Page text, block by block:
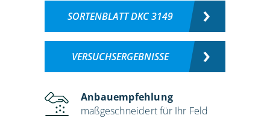
SORTENBLATT DKC 3149
VERSUCHSERGEBNISSE
Anbauempfehlung
maßgeschneidert für Ihr Feld